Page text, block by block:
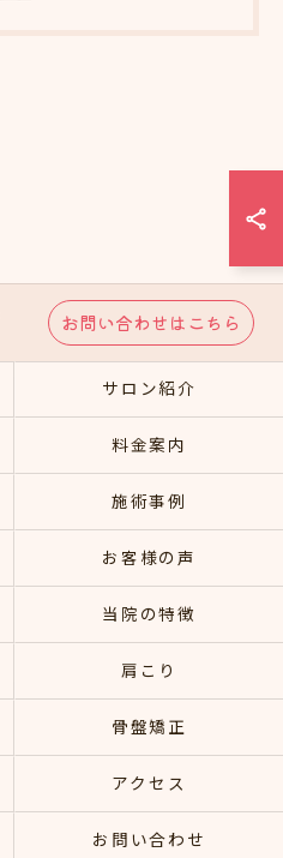
お問い合わせはこちら
サロン紹介
料金案内
施術事例
お客様の声
当院の特徴
肩こり
骨盤矯正
アクセス
お問い合わせ